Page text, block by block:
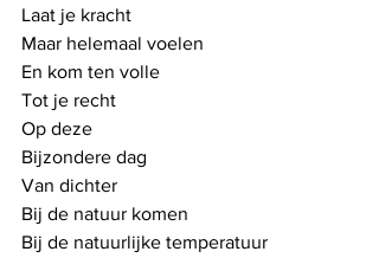
Laat je kracht
Maar helemaal voelen
En kom ten volle
Tot je recht
Op deze
Bijzondere dag
Van dichter
Bij de natuur komen
Bij de natuurlijke temperatuur